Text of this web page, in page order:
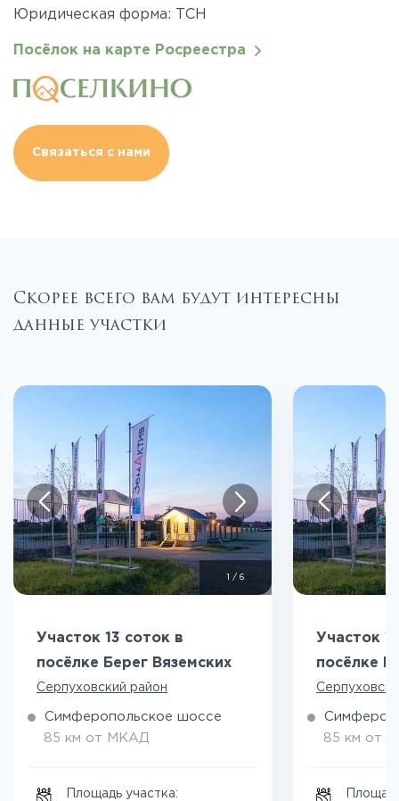
Юридическая форма: ТСН
Посёлок на карте Росреестра
Связаться с нами
Скорее всего вам будут интересны
данные участки
/ 6
Участок 13 соток в
посёлке Берег Вяземских
Серпуховский район
Симферопольское шоссе
85 км от МКАД
Площадь участка:
Участок
посёлке
85 км от